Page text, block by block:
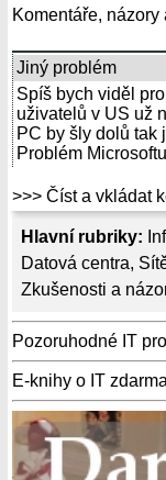
Hlavní rubriky:
Datová centra,
Zkušenosti a
Pozoruhodné IT
E-knihy o IT zdarma
Komentáře, názory
Jiný problém
Spíš bych viděl
uživatelů v US už
PC by šly dolů tak
Problém
>>> Číst a vkládat